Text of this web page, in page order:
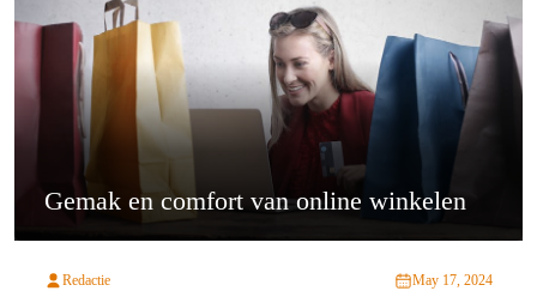
Gemak en comfort van online winkelen
Redactie May 17, 2024